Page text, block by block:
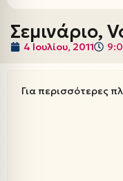
Σεμινάριο,
4 Ιουλίου, 2011
Για περισσότερες